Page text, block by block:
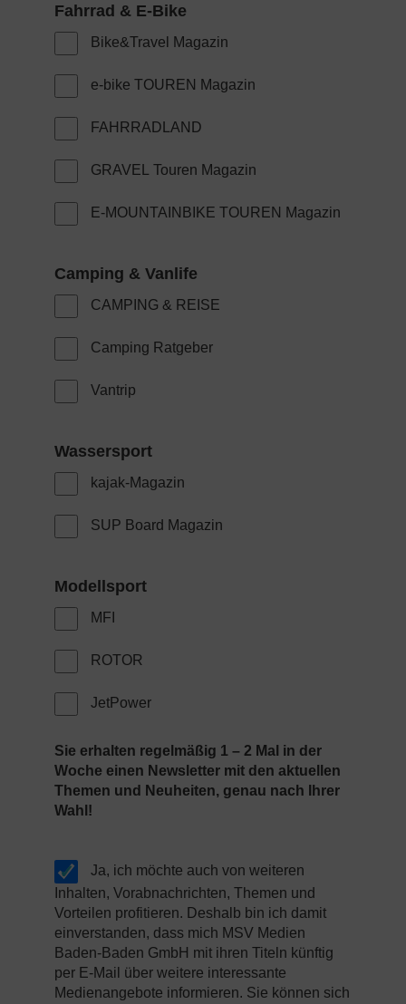
Bike&Travel Magazin
e-bike TOUREN Magazin
FAHRRADLAND
GRAVEL Touren Magazin
E-MOUNTAINBIKE TOUREN Magazin
CAMPING & REISE
Camping Ratgeber
Vantrip
kajak-Magazin
SUP Board Magazin
MFI
ROTOR
JetPower
Sie erhalten regelmäßig 1 – 2 Mal in der
Woche einen Newsletter mit den aktuellen
Themen und Neuheiten, genau nach Ihrer
Wahl!
Ja, ich möchte auch von weiteren
Inhalten, Vorabnachrichten, Themen und
Vorteilen profitieren. Deshalb bin ich damit
einverstanden, dass mich MSV Medien
Baden-Baden GmbH mit ihren Titeln künftig
per E-Mail über weitere interessante
Medienangebote informieren. Sie können sich